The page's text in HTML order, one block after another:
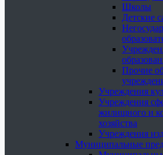
Школы
Детские
Прочие
Учреждения
Учреждения
жилищного и
хозяйства
Учреждения
Муниципальные